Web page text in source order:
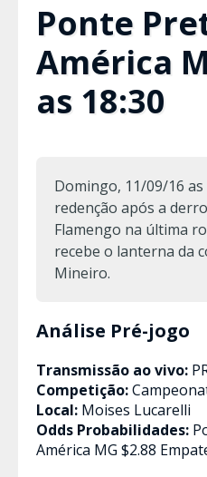
Ponte
América
as 18:30
Domingo, 11/09/16 as
redenção após a
Flamengo na última
recebe o lanterna da
Mineiro.
Análise Pré-jogo
Transmissão ao vivo:
Competição:
Local: Moises Lucarelli
Odds Probabilidades:
América MG $2.88